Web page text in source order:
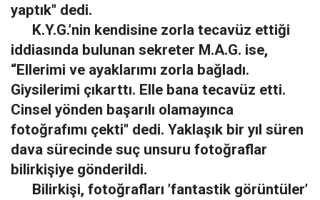
yaptık'' dedi.
K.Y.G.’nin kendisine zorla tecavüz ettiği
iddiasında bulunan sekreter M.A.G. ise,
“Ellerimi ve ayaklarımı zorla bağladı.
Giysilerimi çıkarttı. Elle bana tecavüz etti.
Cinsel yönden başarılı olamayınca
fotoğrafımı çekti'' dedi. Yaklaşık bir yıl süren
dava sürecinde suç unsuru fotoğraflar
bilirkişiye gönderildi.
Bilirkişi, fotoğrafları ’fantastik görüntüler’